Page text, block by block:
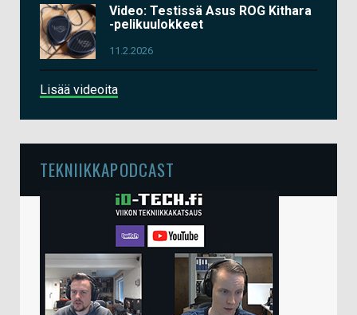
Video: Testissä Asus ROG Kithara
-pelikuulokkeet
11.2.2026
Lisää videoita
TEKNIIKKAPODCAST